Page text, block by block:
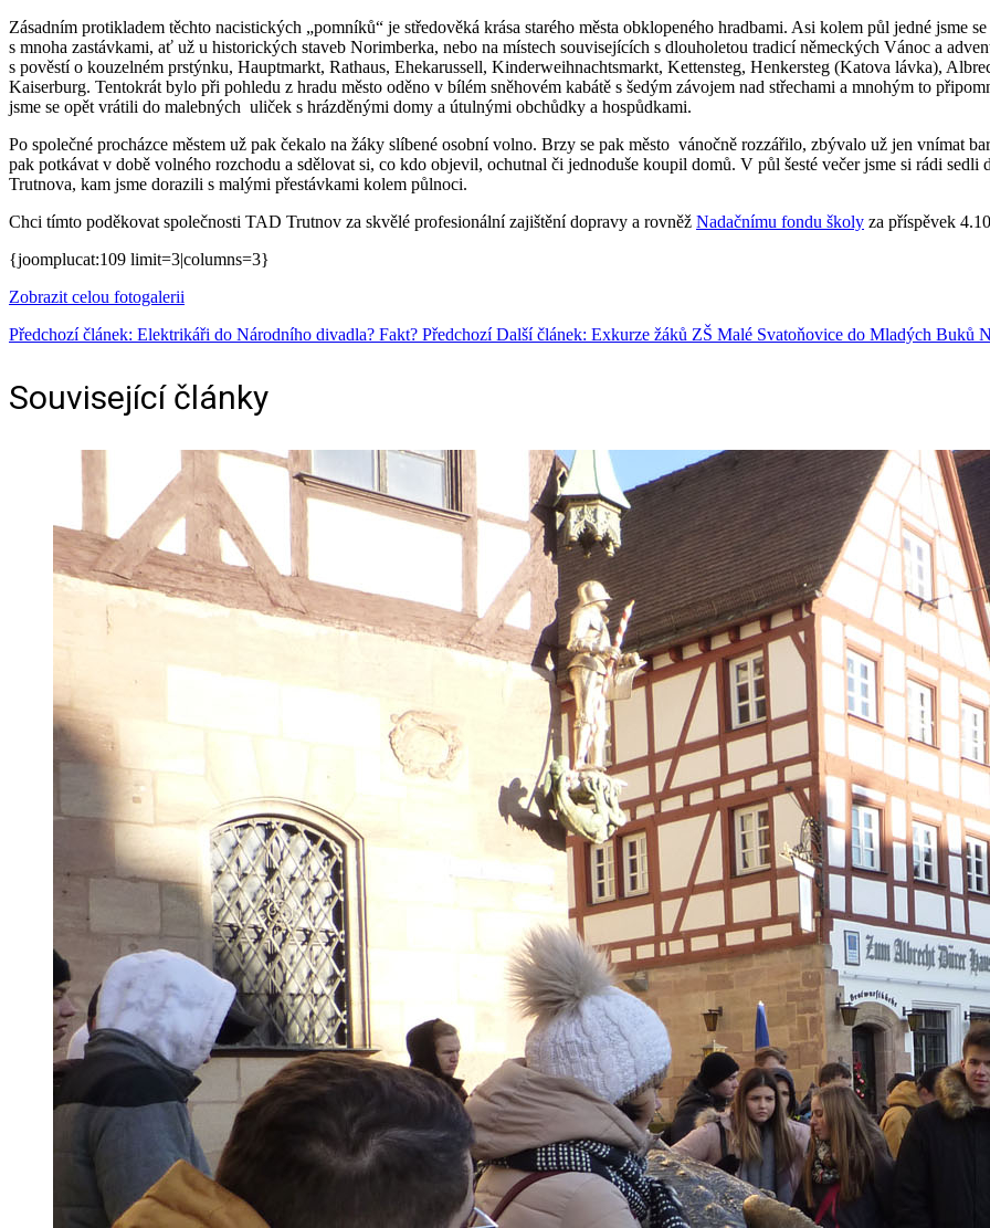
Zásadním protikladem těchto nacistických „pomníků“ je středověká krása starého města obklopeného hradbami. Asi kolem půl jedné jsme
s mnoha zastávkami, ať už u historických staveb Norimberka, nebo na místech souvisejících s dlouholetou tradicí německých Vánoc a
s pověstí o kouzelném prstýnku, Hauptmarkt, Rathaus, Ehekarussell, Kinderweihnachtsmarkt, Kettensteg, Henkersteg (Katova lávka),
Kaiserburg. Tentokrát bylo při pohledu z hradu město oděno v bílém sněhovém kabátě s šedým závojem nad střechami a mnohým to
jsme se opět vrátili do malebných uliček s hrázděnými domy a útulnými obchůdky a hospůdkami.
Po společné procházce městem už pak čekalo na žáky slíbené osobní volno. Brzy se pak město vánočně rozzářilo, zbývalo už jen vnímat
pak potkávat v době volného rozchodu a sdělovat si, co kdo objevil, ochutnal či jednoduše koupil domů. V půl šesté večer jsme si rádi
Trutnova, kam jsme dorazili s malými přestávkami kolem půlnoci.
Chci tímto poděkovat společnosti TAD Trutnov za skvělé profesionální zajištění dopravy a rovněž Nadačnímu fondu školy za příspěvek
{joomplucat:109 limit=3|columns=3}
Zobrazit celou fotogalerii
Předchozí článek: Elektrikáři do Národního divadla? Fakt? Předchozí Další článek: Exkurze žáků ZŠ Malé Svatoňovice do Mladých Buků
Související články